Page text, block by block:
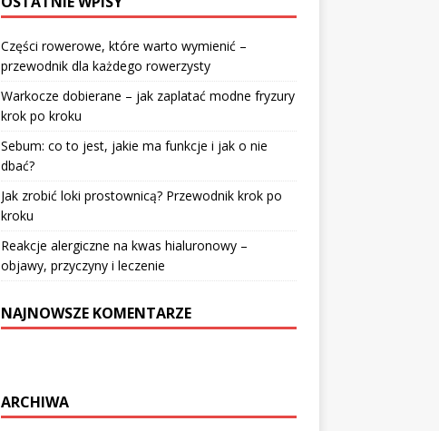
Części rowerowe, które warto wymienić –
przewodnik dla każdego rowerzysty
Warkocze dobierane – jak zaplatać modne fryzury
krok po kroku
Sebum: co to jest, jakie ma funkcje i jak o nie
dbać?
Jak zrobić loki prostownicą? Przewodnik krok po
kroku
Reakcje alergiczne na kwas hialuronowy –
objawy, przyczyny i leczenie
NAJNOWSZE KOMENTARZE
ARCHIWA